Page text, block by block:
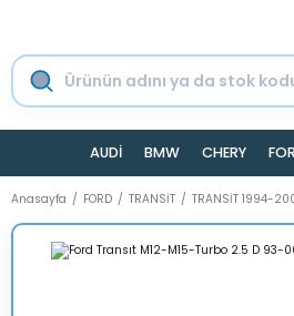
AUDİ BMW CHERY
Anasayfa FORD TRANSİT TRANSİT 1994-